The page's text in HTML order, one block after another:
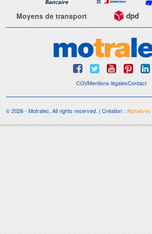
Moyens de transport
CGVMentions légalesContact
© 2026 - Motralec, All rights reserved. | Création :